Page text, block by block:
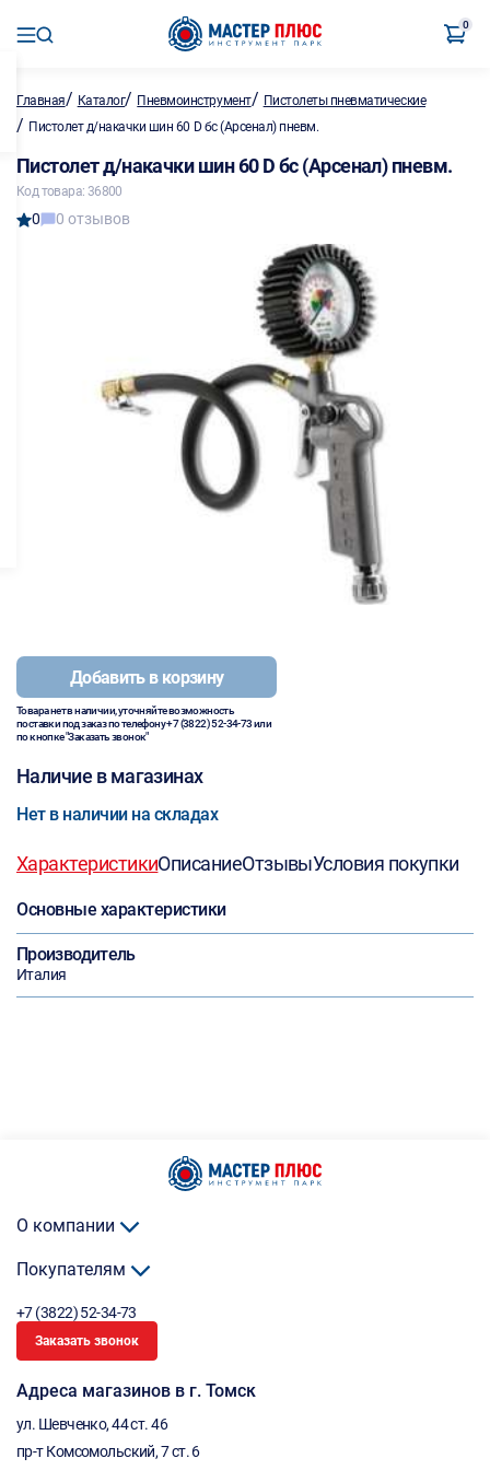
0
Главная/ Каталог/ Пневмоинструмент/ Пистолеты пневматические
/ Пистолет д/накачки шин 60 D бс (Арсенал) пневм.
Пистолет д/накачки шин 60 D бс (Арсенал) пневм.
Код товара: 36800
0 0 отзывов
Добавить в корзину
Товара нет в наличии, уточняйте возможность
поставки под заказ по телефону+7 (3822) 52-34-73или
по кнопке "Заказать звонок"
Наличие в магазинах
Нет в наличии на складах
ХарактеристикиОписаниеОтзывыУсловия покупки
Основные характеристики
Производитель
Италия
О компании
Покупателям
+7 (3822) 52-34-73
Заказать звонок
Адреса магазинов в г. Томск
ул. Шевченко, 44 ст. 46
пр-т Комсомольский, 7 ст. 6